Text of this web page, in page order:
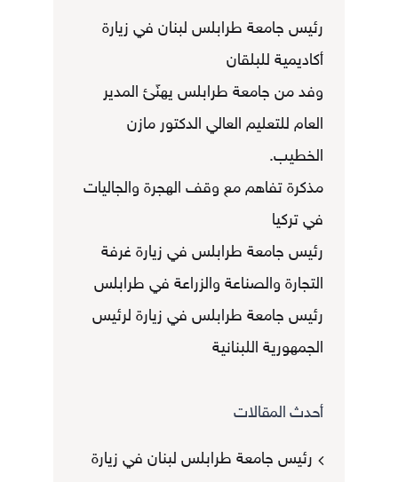
رئيس جامعة طرابلس لبنان في زيارة
أكاديمية للبلقان
وفد من جامعة طرابلس يهنّئ المدير
العام للتعليم العالي الدكتور مازن
الخطيب.
مذكرة تفاهم مع وقف الهجرة والجاليات
في تركيا
رئيس جامعة طرابلس في زيارة غرفة
التجارة والصناعة والزراعة في طرابلس
رئيس جامعة طرابلس في زيارة لرئيس
الجمهورية اللبنانية
أحدث المقالات
رئيس جامعة طرابلس لبنان في زيارة